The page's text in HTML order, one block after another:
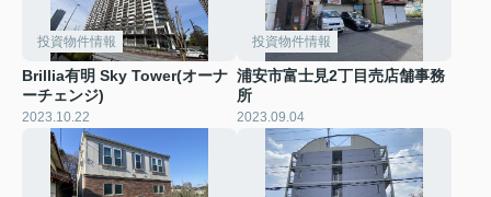
投資物件情報
Brillia有明 Sky Tower(オーナ
ーチェンジ)
2023.10.22
投資物件情報
浦安市富士見2丁目売店舗事務
所
2023.09.04